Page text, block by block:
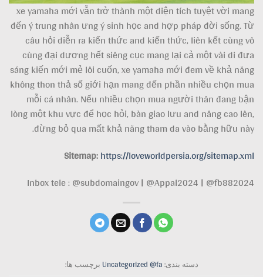
xe yamaha mới vẫn trở thành một diện tích tuyệt vời mang
đến ý trung nhân ưng ý sinh học and hợp pháp đời sống. Từ
câu hỏi diễn ra kiến thức and kiến thức, liên kết cùng vô
cùng đại dương hết siêng cục mang lại cả một vài di đưa
sáng kiến mới mẻ lôi cuốn, xe yamaha mới đem về khả năng
không thon thả số giới hạn mang đến phần nhiều chọn mua
mỗi cá nhân. Nếu nhiều chọn mua người thân đang bận
lòng một khu vực để học hỏi, bàn giao lưu and nâng cao lên,
đừng bỏ qua mất khả năng tham da vào bằng hữu này.
Sitemap:https://loveworldpersia.org/sitemap.xml
Inbox tele : @subdomaingov | @Appal2024 | @fb882024
دسته بندی:Uncategorized @fa برچسب ها: